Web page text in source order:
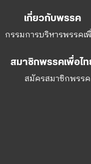
สมาชิกพรรคเพื่อไทย
สมัครสมาชิกพรรค